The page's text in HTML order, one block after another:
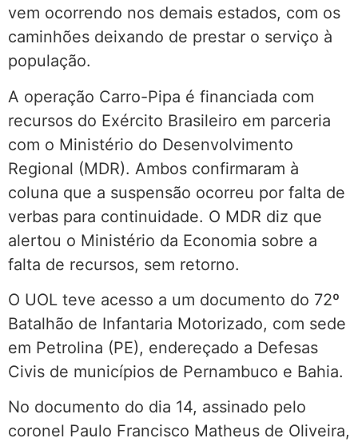
vem ocorrendo nos demais estados, com os
caminhões deixando de prestar o serviço à
população.
A operação Carro-Pipa é financiada com
recursos do Exército Brasileiro em parceria
com o Ministério do Desenvolvimento
Regional (MDR). Ambos confirmaram à
coluna que a suspensão ocorreu por falta de
verbas para continuidade. O MDR diz que
alertou o Ministério da Economia sobre a
falta de recursos, sem retorno.
O UOL teve acesso a um documento do 72º
Batalhão de Infantaria Motorizado, com sede
em Petrolina (PE), endereçado a Defesas
Civis de municípios de Pernambuco e Bahia.
No documento do dia 14, assinado pelo
coronel Paulo Francisco Matheus de Oliveira,